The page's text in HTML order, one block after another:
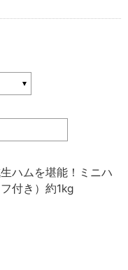
ハムを堪能！ミニハ
付き）約1kg